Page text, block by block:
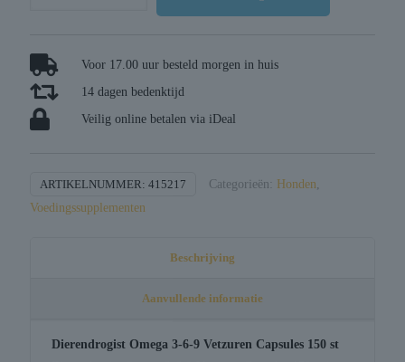
vetzuren
capsules
aantal
Voor 17.00 uur besteld morgen in huis
14 dagen bedenktijd
Veilig online betalen via iDeal
ARTIKELNUMMER: 415217 Categorieën: Honden
Voedingssupplementen
Beschrijving
Aanvullende informatie
Dierendrogist Omega 3-6-9 Vetzuren Capsules 150 st